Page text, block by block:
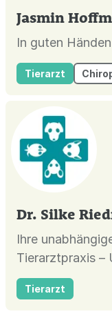
Jasmin
In guten
Tierarzt
Dr. Silke
Ihre
Tierarztpraxis –
individuelle
gemeinsam mit
Tierarzt